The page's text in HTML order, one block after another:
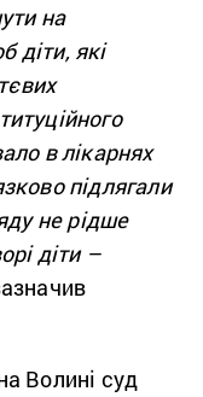
на
діти, які
в лікарнях
підлягали
не рідше
діти –
Волині суд